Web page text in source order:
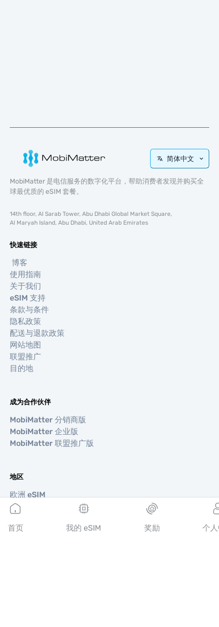
简体中文
MobiMatter 是电信服务的数字化平台，帮助消费者发现并购买全
球最优质的 eSIM 套餐。
14th floor, Al Sarab Tower, Abu Dhabi Global Market Square,
Al Maryah Island, Abu Dhabi, United Arab Emirates
快速链接
博客
使用指南
关于我们
eSIM 支持
条款与条件
隐私政策
配送与退款政策
网站地图
联盟推广
目的地
成为合作伙伴
MobiMatter 分销商版
MobiMatter 企业版
MobiMatter 联盟推广版
地区
欧洲 eSIM
亚洲 eSIM
中东 eSIM
首页 我的 eSIM 奖励 个